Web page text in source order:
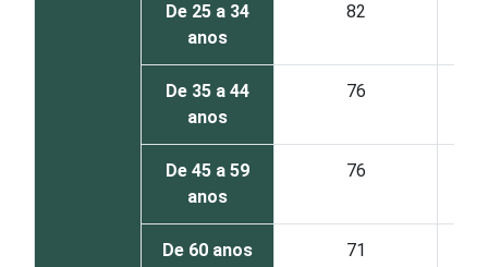
De 25 a 34
anos
82
De 35 a 44
anos
76
De 45 a 59
anos
76
De 60 anos
71